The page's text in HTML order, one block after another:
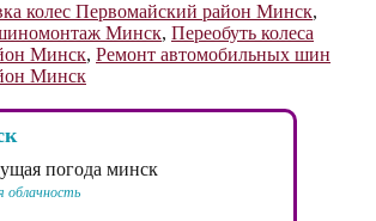
колес Первомайский район Минск,
Минск, Переобуть колеса
Минск, Ремонт автомобильных шин
Минск
облачность